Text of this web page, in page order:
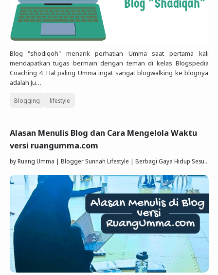
Blog "shodiqoh" menarik perhatian Umma saat pertama kali
mendapatkan tugas bermain dengan teman di kelas Blogspedia
Coaching 4. Hal paling Umma ingat sangat blogwalking ke blognya
adalah Ju…
Blogging lifestyle
Alasan Menulis Blog dan Cara Mengelola Waktu
versi ruangumma.com
byRuang Umma | Blogger Sunnah Lifestyle | Berbagi Gaya Hidup Sesuai Quran Sunnah